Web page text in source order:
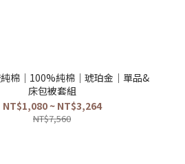
棉｜100%純棉｜琥珀金｜單品&
床包被套組
NT$1,080 ~ NT$3,264
NT$7,560